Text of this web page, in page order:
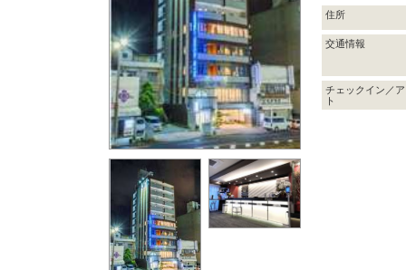
住所
交通情報
チェックイン／
ト